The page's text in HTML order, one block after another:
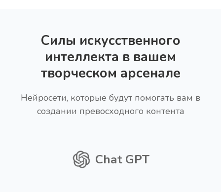
Силы искусственного
интеллекта в вашем
творческом арсенале
Нейросети, которые будут помогать вам в
создании превосходного контента
Chat GPT